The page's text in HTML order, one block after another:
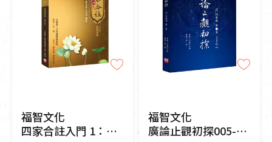
福智文化
四家合註入門 1：皈敬頌等
福智文化
廣論止觀初探005-毗缽舍那一